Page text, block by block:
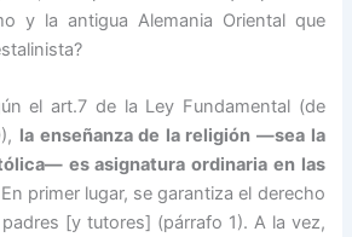
y la antigua Alemania Oriental que
el art.7 de la Ley Fundamental (de
la enseñanza de la religión —sea la
es asignatura ordinaria en las
primer lugar, se garantiza el derecho
[y tutores] (párrafo 1). A la vez,